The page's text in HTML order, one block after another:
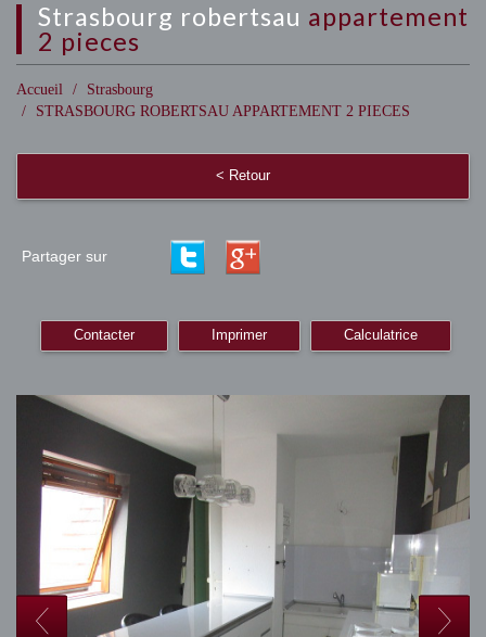
strasbourg robertsau appartement
2 pieces
Accueil
Strasbourg
STRASBOURG ROBERTSAU APPARTEMENT 2 PIECES
< Retour
Partager sur
Contacter Imprimer Calculatrice